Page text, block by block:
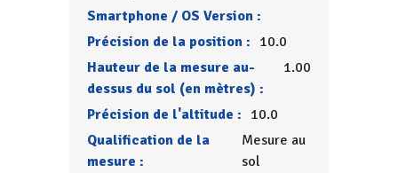
Smartphone / OS Version :
Précision de la position : 10.0
Hauteur de la mesure au-
dessus du sol (en mètres) :
1.00
Précision de l'altitude : 10.0
Qualification de la
mesure :
Mesure au
sol